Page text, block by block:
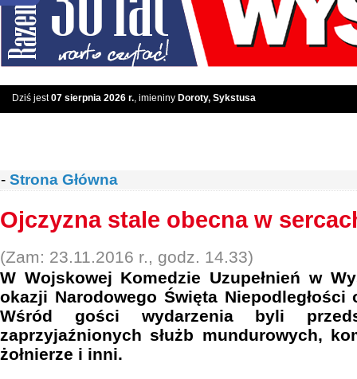
Dziś jest07 sierpnia 2026 r., imieniny Doroty, Sykstusa
- Strona Główna
Ojczyzna stale obecna w
(Zam: 23.11.2016 r., godz. 14.33)
W Wojskowej Komedzie Uzupełnień w
okazji Narodowego Święta Niepodległości
Wśród gości wydarzenia byli
zaprzyjaźnionych służb mundurowych,
żołnierze i inni.